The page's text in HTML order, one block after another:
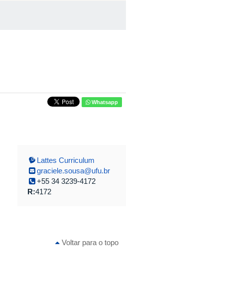
Whatsapp
Lattes Curriculum
graciele.sousa@ufu.br
+55 34 3239-4172
R:4172
Voltar para o topo